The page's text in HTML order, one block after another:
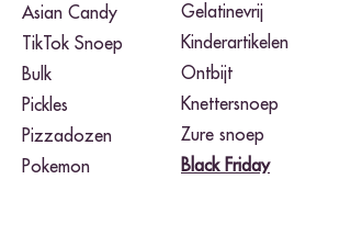
Asian Candy
TikTok Snoep
Bulk
Pickles
Pizzadozen
Pokemon
Gelatinevrij
Kinderartikelen
Ontbijt
Knettersnoep
Zure snoep
Black Friday​